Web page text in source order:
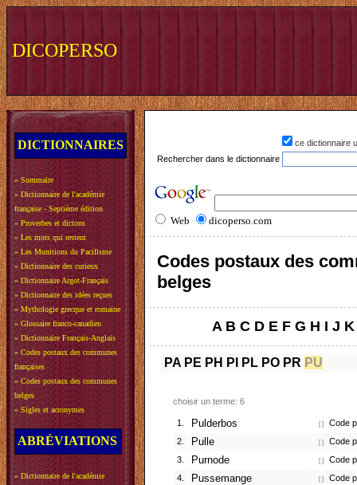
DICOPERSO
DICTIONNAIRES
» Sommaire
» Dictionnaire de l'académie
française - Septième édition
» Proverbes et dictons
» Les mots qui restent
» Les Munitions du Pacifisme
» Dictionnaire des curieux
» Dictionnaire Argot-Français
» Dictionnaire des idées reçues
» Mythologie grecque et romaine
» Glossaire franco-canadien
» Dictionnaire Français-Anglais
» Codes postaux des communes
françaises
» Codes postaux des communes
belges
» Sigles et acronymes
ABRÉVIATIONS
» Dictionnaire de l'académie
ce dictionnaire
Rechercher dans le dictionnaire
Web dicoperso.com
Codes postaux des
belges
A B C D E F G H I J K
PA PE PH PI PL PO PR PU
choisir un terme: 6
1. Pulderbos [ ]
Code
2.
Pulle [ ]
Code
3.
Purnode [ ]
Code
4.
Pussemange [ ]
Code